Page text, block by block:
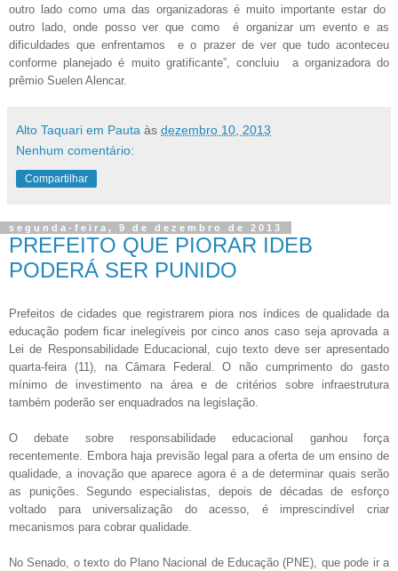
outro lado como uma das organizadoras é muito importante estar do
outro lado, onde posso ver que como é organizar um evento e as
dificuldades que enfrentamos e o prazer de ver que tudo aconteceu
conforme planejado é muito gratificante”, concluiu a organizadora do
prêmio Suelen Alencar.
Alto Taquari em Pauta às dezembro 10, 2013
Nenhum comentário:
Compartilhar
segunda-feira, 9 de dezembro de 2013
PREFEITO QUE PIORAR IDEB
PODERÁ SER PUNIDO
Prefeitos de cidades que registrarem piora nos índices de qualidade da
educação podem ficar inelegíveis por cinco anos caso seja aprovada a
Lei de Responsabilidade Educacional, cujo texto deve ser apresentado
quarta-feira (11), na Câmara Federal. O não cumprimento do gasto
mínimo de investimento na área e de critérios sobre infraestrutura
também poderão ser enquadrados na legislação.
O debate sobre responsabilidade educacional ganhou força
recentemente. Embora haja previsão legal para a oferta de um ensino de
qualidade, a inovação que aparece agora é a de determinar quais serão
as punições. Segundo especialistas, depois de décadas de esforço
voltado para universalização do acesso, é imprescindível criar
mecanismos para cobrar qualidade.
No Senado, o texto do Plano Nacional de Educação (PNE), que pode ir a